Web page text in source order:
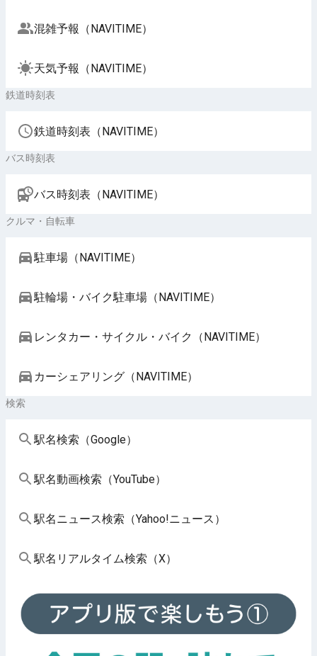
混雑予報（NAVITIME）
天気予報（NAVITIME）
鉄道時刻表
鉄道時刻表（NAVITIME）
バス時刻表
バス時刻表（NAVITIME）
クルマ・自転車
駐車場（NAVITIME）
駐輪場・バイク駐車場（NAVITIME）
レンタカー・サイクル・バイク（NAVITIME）
カーシェアリング（NAVITIME）
検索
駅名検索（Google）
駅名動画検索（YouTube）
駅名ニュース検索（Yahoo!ニュース）
駅名リアルタイム検索（X）